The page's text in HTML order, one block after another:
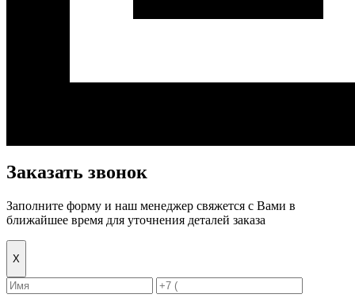
Заказать звонок
Заполните форму и наш менеджер свяжется с Вами в
ближайшее время для уточнения деталей заказа
Х